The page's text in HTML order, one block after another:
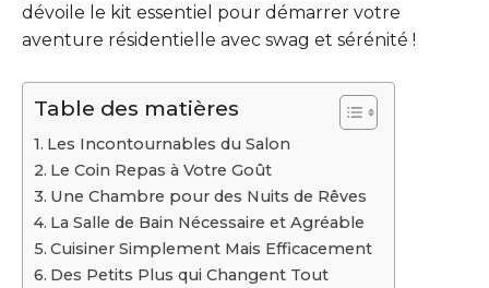
dévoile le kit essentiel pour démarrer votre
aventure résidentielle avec swag et sérénité !
Table des matières
Les Incontournables du Salon
Le Coin Repas à Votre Goût
Une Chambre pour des Nuits de Rêves
La Salle de Bain Nécessaire et Agréable
Cuisiner Simplement Mais Efficacement
Des Petits Plus qui Changent Tout